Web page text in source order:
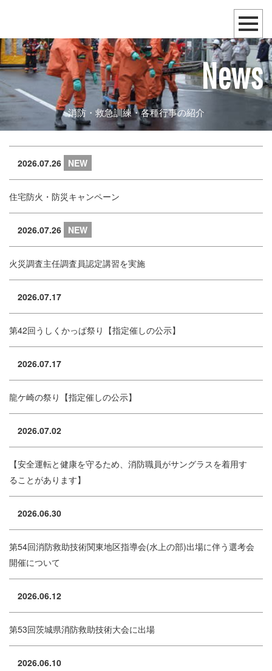
News
消防・救急訓練・各種行事の紹介
2026.07.26 NEW
住宅防火・防災キャンペーン
2026.07.26 NEW
火災調査主任調査員認定講習を実施
2026.07.17
第42回うしくかっぱ祭り【指定催しの公示】
2026.07.17
龍ケ崎の祭り【指定催しの公示】
2026.07.02
【安全運転と健康を守るため、消防職員がサングラスを着用す
ることがあります】
2026.06.30
第54回消防救助技術関東地区指導会(水上の部)出場に伴う選考会
開催について
2026.06.12
第53回茨城県消防救助技術大会に出場
2026.06.10